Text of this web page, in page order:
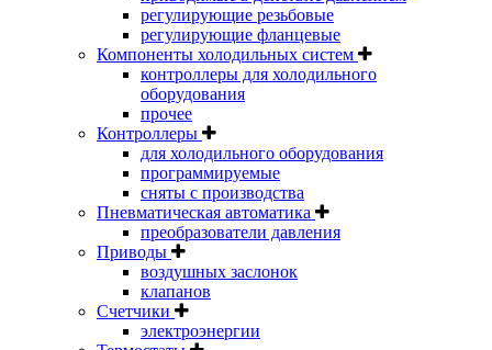
регулирующие резьбовые
регулирующие фланцевые
Компоненты холодильных систем
контроллеры для холодильного
оборудования
прочее
Контроллеры
для холодильного оборудования
программируемые
сняты с производства
Пневматическая автоматика
преобразователи давления
Приводы
воздушных заслонок
клапанов
Счетчики
электроэнергии